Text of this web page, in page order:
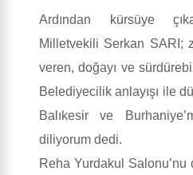
Ardından kürsüye
Milletvekili Serkan SARI;
veren, doğayı ve
Belediyecilik anlayışı ile
Balıkesir ve
diliyorum dedi.
Reha Yurdakul